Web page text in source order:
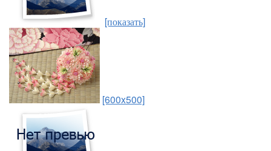
[показать]
[600x500]